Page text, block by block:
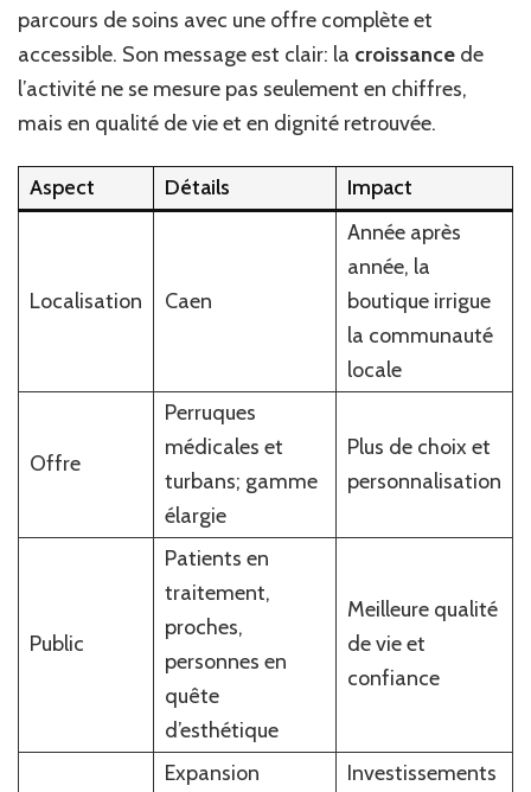
parcours de soins avec une offre complète et
accessible. Son message est clair: la croissance de
l’activité ne se mesure pas seulement en chiffres,
mais en qualité de vie et en dignité retrouvée.
Aspect Détails Impact
Localisation Caen
Année après
année, la
boutique irrigue
la communauté
locale
Offre
Perruques
médicales et
turbans; gamme
élargie
Plus de choix et
personnalisation
Public
Patients en
traitement,
proches,
personnes en
quête
d’esthétique
Meilleure qualité
de vie et
confiance
Expansion
Investissements